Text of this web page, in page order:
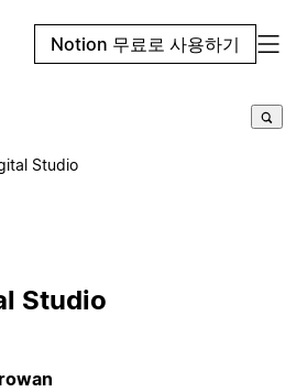
Notion 무료로 사용하기
Studio
Studio